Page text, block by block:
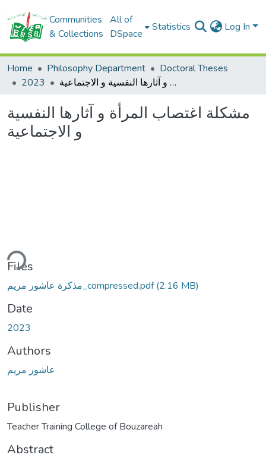
Communities
& Collections
All of
DSpace
Statistics Log In
Home Philosophy Department
Doctoral Theses
2023
مشكلة اغتصاب المرأة و آثارها النفسية و الاجتماعية
مشكلة اغتصاب المرأة و آثارها النفسية
و الاجتماعية
Files
مذكرة عاشور مريم_compressed.pdf(2.16 MB)
Date
2023
Authors
عاشور مريم
Publisher
Abstract